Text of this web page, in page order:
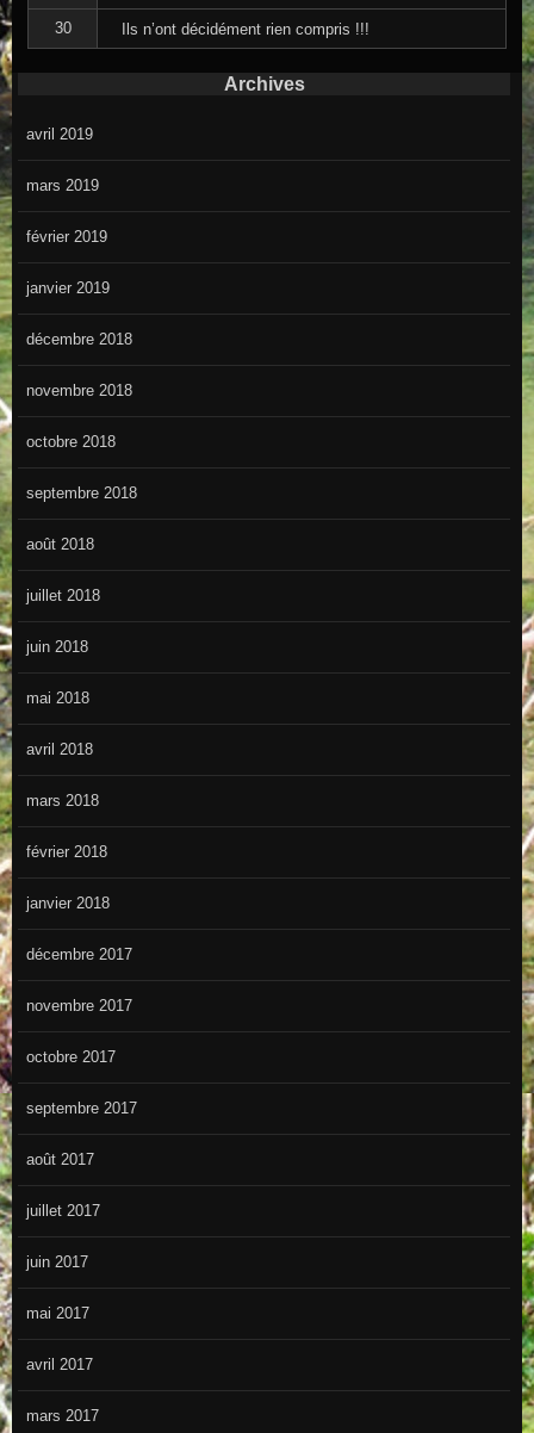
30 Ils n’ont décidément rien compris !!!
Archives
avril 2019
mars 2019
février 2019
janvier 2019
décembre 2018
novembre 2018
octobre 2018
septembre 2018
août 2018
juillet 2018
juin 2018
mai 2018
avril 2018
mars 2018
février 2018
janvier 2018
décembre 2017
novembre 2017
octobre 2017
septembre 2017
août 2017
juillet 2017
juin 2017
mai 2017
avril 2017
mars 2017